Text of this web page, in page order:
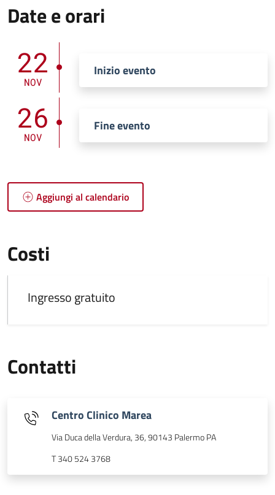
Date e orari
22
NOV
Inizio evento
26
NOV
Fine evento
Aggiungi al calendario
Costi
Ingresso gratuito
Contatti
Centro Clinico Marea
Via Duca della Verdura, 36, 90143 Palermo PA
T 340 524 3768